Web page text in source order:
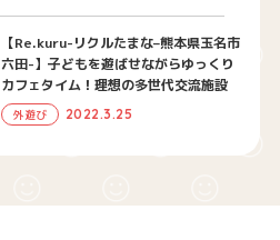
【Re.kuru-リクルたまな–熊本県玉名市
六田-】子どもを遊ばせながらゆっくり
カフェタイム！理想の多世代交流施設
外遊び 2022.3.25